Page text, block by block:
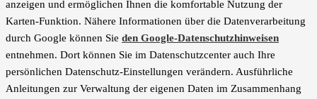
anzeigen und ermöglichen Ihnen die komfortable Nutzung der
Karten-Funktion. Nähere Informationen über die Datenverarbeitung
durch Google können Sie den Google-Datenschutzhinweisen
entnehmen. Dort können Sie im Datenschutzcenter auch Ihre
persönlichen Datenschutz-Einstellungen verändern. Ausführliche
Anleitungen zur Verwaltung der eigenen Daten im Zusammenhang